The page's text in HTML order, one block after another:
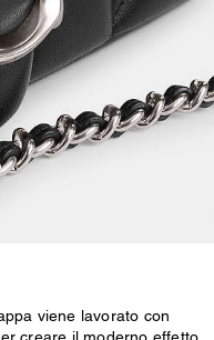
viene lavorato con
creare il moderno effetto